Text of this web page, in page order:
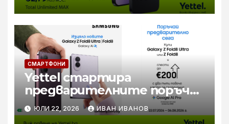
зарядно за бързо зареждане
СМАРТФОНИ
Yettel стартира
предварителните поръчки
за новите Samsung Galaxy Z
Flip8, Fold8 и Fold8 Ultra
ЮЛИ 22, 2026 ИВАН ИВАНОВ